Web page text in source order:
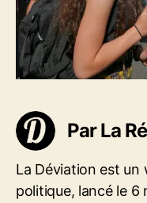
Par La
La Déviation est
politique, lancé le 6